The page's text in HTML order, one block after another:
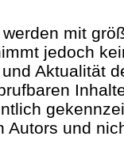
mit
jedoch
Aktualität
Autors und